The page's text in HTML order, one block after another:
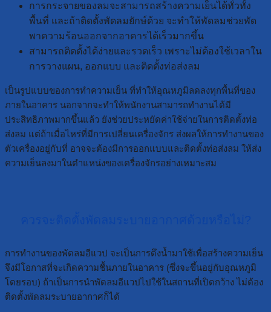
การกระจายของลมจะสามารถสร้างความเย็นได้ทั่วทั้ง
พื้นที่ และถ้าติดตั้งพัดลมยักษ์ด้วย จะทำให้พัดลมช่วยพัด
พาความร้อนออกจากอาคารได้เร็วมากขึ้น
สามารถติดตั้งได้ง่ายและรวดเร็ว เพราะไม่ต้องใช้เวลาใน
การวางแผน, ออกแบบ และติดตั้งท่อส่งลม
เป็นรูปแบบของการทำความเย็น ที่ทำให้อุณหภูมิลดลงทุกพื้นที่ของ
ภายในอาคาร นอกจากจะทำให้พนักงานสามารถทำงานได้มี
ประสิทธิภาพมากขึ้นแล้ว ยังช่วยประหยัดค่าใช้จ่ายในการติดตั้งท่อ
ส่งลม แต่ถ้าเมื่อไหร่ที่มีการเปลี่ยนเครื่องจักร ส่งผลให้การทำงานของ
ตัวเครื่องอยู่กับที่ อาจจะต้องมีการออกแบบและติดตั้งท่อส่งลม ให้ส่ง
ความเย็นลงมาในตำแหน่งของเครื่องจักรอย่างเหมาะสม
การทำงานของพัดลมอีแวป จะเป็นการดึงน้ำมาใช้เพื่อสร้างความเย็น
จึงมีโอกาสที่จะเกิดความชื้นภายในอาคาร (ซึ่งจะขึ้นอยู่กับอุณหภูมิ
โดยรอบ) ถ้าเป็นการนำพัดลมอีแวปไปใช้ในสถานที่เปิดกว้าง ไม่ต้อง
ติดตั้งพัดลมระบายอากาศก็ได้